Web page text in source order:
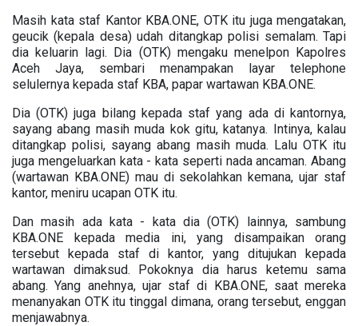
Masih kata staf Kantor KBA.ONE, OTK itu juga mengatakan,
geucik (kepala desa) udah ditangkap polisi semalam. Tapi
dia keluarin lagi. Dia (OTK) mengaku menelpon Kapolres
Aceh Jaya, sembari menampakan layar telephone
selulernya kepada staf KBA, papar wartawan KBA.ONE.
Dia (OTK) juga bilang kepada staf yang ada di kantornya,
sayang abang masih muda kok gitu, katanya. Intinya, kalau
ditangkap polisi, sayang abang masih muda. Lalu OTK itu
juga mengeluarkan kata - kata seperti nada ancaman. Abang
(wartawan KBA.ONE) mau di sekolahkan kemana, ujar staf
kantor, meniru ucapan OTK itu.
Dan masih ada kata - kata dia (OTK) lainnya, sambung
KBA.ONE kepada media ini, yang disampaikan orang
tersebut kepada staf di kantor, yang ditujukan kepada
wartawan dimaksud. Pokoknya dia harus ketemu sama
abang. Yang anehnya, ujar staf di KBA.ONE, saat mereka
menanyakan OTK itu tinggal dimana, orang tersebut, enggan
menjawabnya.